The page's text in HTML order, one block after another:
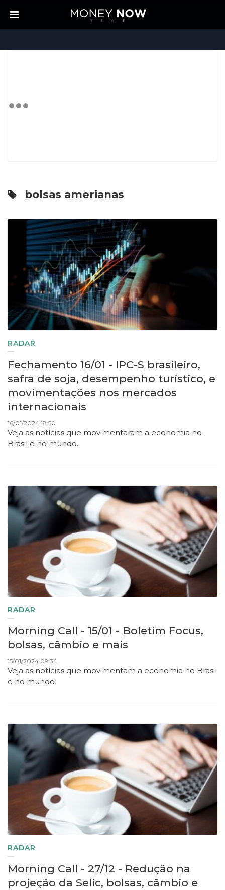
bolsas amerianas
RADAR
Fechamento 16/01 - IPC-S brasileiro,
safra de soja, desempenho turístico, e
movimentações nos mercados
internacionais
16/01/2024 18:50
Veja as notícias que movimentaram a economia no
Brasil e no mundo.
RADAR
Morning Call - 15/01 - Boletim Focus,
bolsas, câmbio e mais
15/01/2024 09:34
Veja as notícias que movimentam a economia no Brasil
e no mundo.
RADAR
Morning Call - 27/12 - Redução na
projeção da Selic, bolsas, câmbio e